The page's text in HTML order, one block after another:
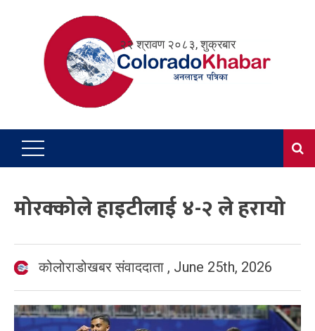
२२ श्रावण २०८३, शुक्रबार
मोरक्कोले हाइटीलाई ४-२ ले हरायो
कोलोराडोखबर संवाददाता , June 25th, 2026